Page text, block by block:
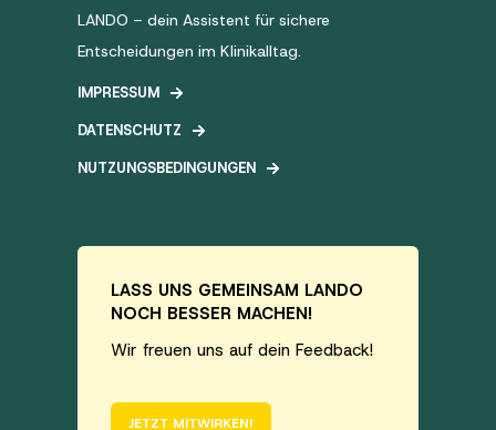
LANDO – dein Assistent für sichere
Entscheidungen im Klinikalltag.
IMPRESSUM
DATENSCHUTZ
NUTZUNGSBEDINGUNGEN
LASS UNS GEMEINSAM LANDO
NOCH BESSER MACHEN!
Wir freuen uns auf dein Feedback!
JETZT MITWIRKEN!